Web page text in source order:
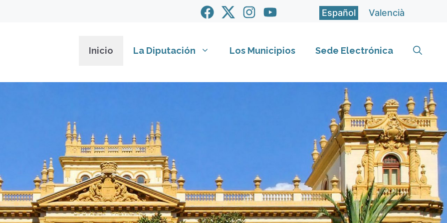
Español Valencià
Inicio La Diputación Los Municipios Sede Electrónica